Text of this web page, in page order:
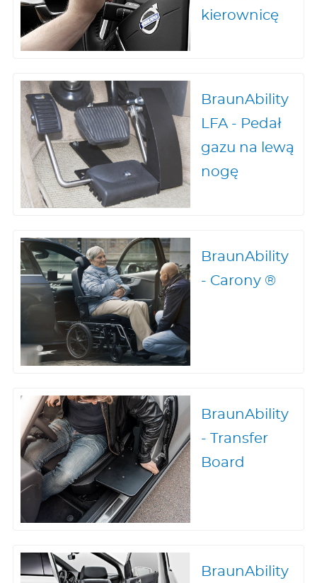
kierownicę
BraunAbility
LFA - Pedał
gazu na lewą
nogę
BraunAbility
- Carony ®
BraunAbility
- Transfer
Board
BraunAbility